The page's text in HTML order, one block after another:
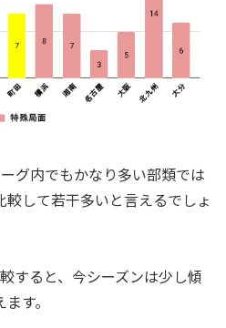
グ内でもかなり多い部類では
して若干多いと言えるでしょ
すると、今シーズンは少し傾
す。